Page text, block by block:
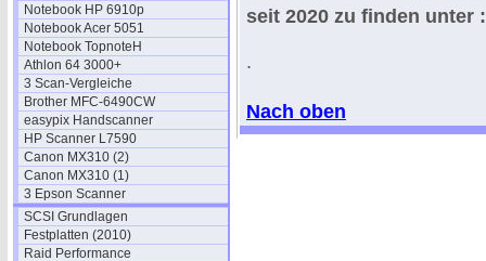
Notebook HP 6910p
Notebook Acer 5051
Notebook TopnoteH
Athlon 64 3000+
3 Scan-Vergleiche
Brother MFC-6490CW
easypix Handscanner
HP Scanner L7590
Canon MX310 (2)
Canon MX310 (1)
3 Epson Scanner
SCSI Grundlagen
Festplatten (2010)
Raid Performance
seit 2020 zu finden unter
.
Nach oben